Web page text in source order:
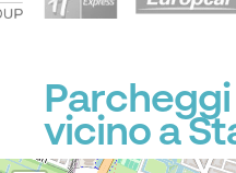
vicino a